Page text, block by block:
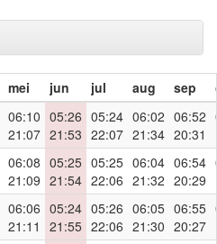
mei jun jul aug sep
06:10
21:07
05:26
21:53
05:24
22:07
06:02
21:34
06:52
20:31
06:08
21:09
05:25
21:54
05:25
22:06
06:04
21:32
06:54
20:29
06:06
21:11
05:24
21:55
05:26
22:06
06:05
21:30
06:55
20:27